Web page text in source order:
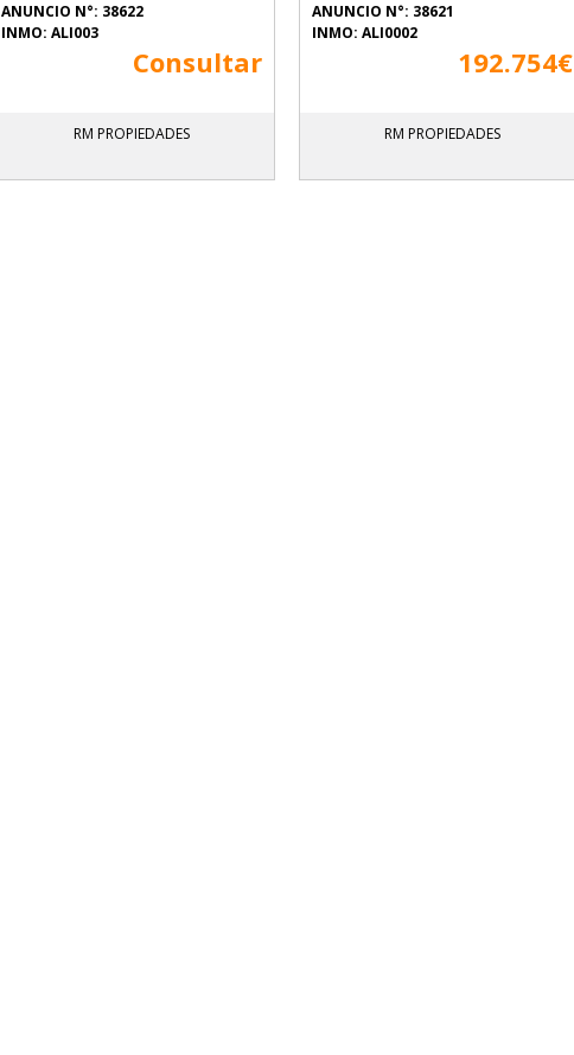
ANUNCIO N°: 38622
INMO: ALI003
Consultar
RM PROPIEDADES
ANUNCIO N°: 38621
INMO: ALI0002
192.754€
RM PROPIEDADES